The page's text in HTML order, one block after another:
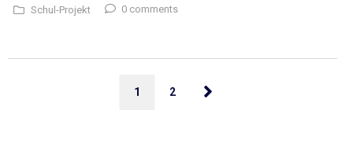
Schul-Projekt 0 comments
1 2